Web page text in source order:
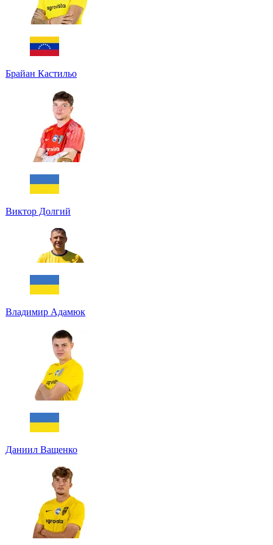
Брайан Кастильо
Виктор Долгий
Владимир Адамюк
Даниил Ващенко